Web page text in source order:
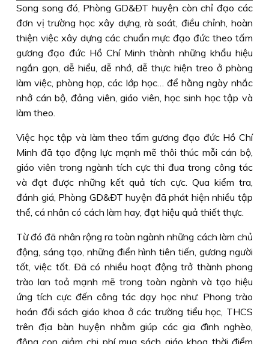
Song song đó, Phòng GD&ÐT huyện còn chỉ đạo các
đơn vị trường học xây dựng, rà soát, điều chỉnh, hoàn
thiện việc xây dựng các chuẩn mực đạo đức theo tấm
gương đạo đức Hồ Chí Minh thành những khẩu hiệu
ngắn gọn, dễ hiểu, dễ nhớ, dễ thực hiện treo ở phòng
làm việc, phòng họp, các lớp học… để hằng ngày nhắc
nhở cán bộ, đảng viên, giáo viên, học sinh học tập và
làm theo.
Việc học tập và làm theo tấm gương đạo đức Hồ Chí
Minh đã tạo động lực mạnh mẽ thôi thúc mỗi cán bộ,
giáo viên trong ngành tích cực thi đua trong công tác
và đạt được những kết quả tích cực. Qua kiểm tra,
đánh giá, Phòng GD&ÐT huyện đã phát hiện nhiều tập
thể, cá nhân có cách làm hay, đạt hiệu quả thiết thực.
Từ đó đã nhân rộng ra toàn ngành những cách làm chủ
động, sáng tạo, những điển hình tiên tiến, gương người
tốt, việc tốt. Ðã có nhiều hoạt động trở thành phong
trào lan toả mạnh mẽ trong toàn ngành và tạo hiệu
ứng tích cực đến công tác dạy học như: Phong trào
hoán đổi sách giáo khoa ở các trường tiểu học, THCS
trên địa bàn huyện nhằm giúp các gia đình nghèo,
đông con giảm chi phí mua sách giáo khoa thời điểm